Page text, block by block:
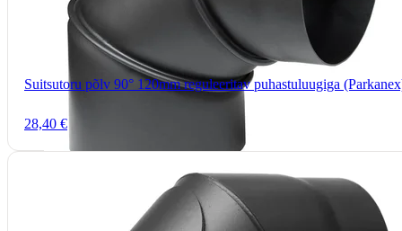
Suitsutoru põlv 90° 120mm reguleeritav puhastuluugiga
28,40 €